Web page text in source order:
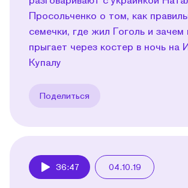
Просольченко о том, как
семечки, где жил Гоголь и
прыгает через костер в ночь на
Купалу
Поделиться
36:47 04.10.19